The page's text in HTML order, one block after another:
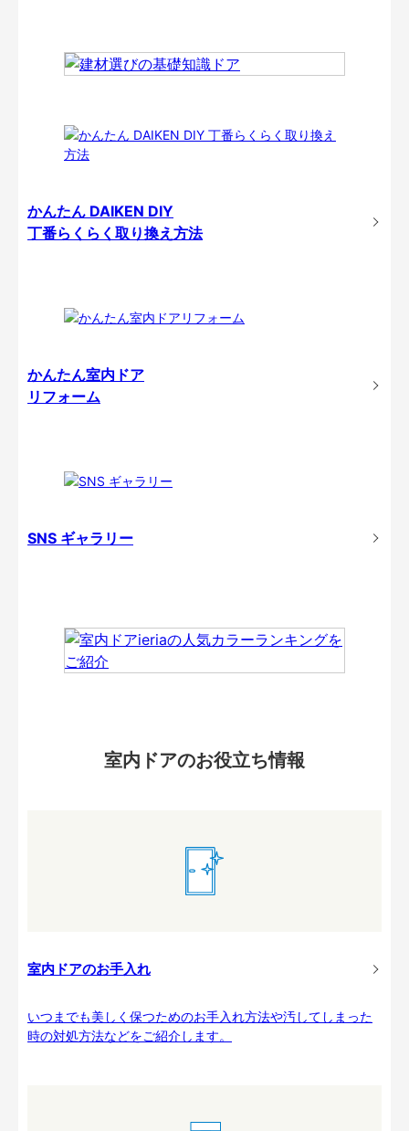
かんたん DAIKEN DIY
丁番らくらく取り換え方法
かんたん室内ドア
リフォーム
SNS ギャラリー
室内ドアのお役立ち情報
室内ドアのお手入れ
いつまでも美しく保つためのお手入れ方法や汚してしまった
時の対処方法などをご紹介します。